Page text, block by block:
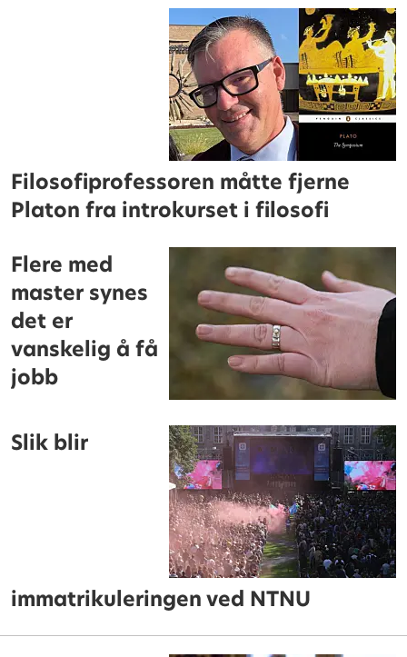
Filosofiprofessoren måtte fjerne
Platon fra introkurset i filosofi
Flere med
master synes
det er
vanskelig å få
jobb
Slik blir
immatrikuleringen ved NTNU